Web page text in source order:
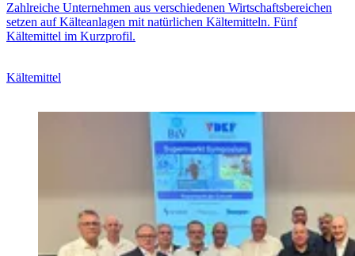
Zahlreiche Unternehmen aus verschiedenen Wirtschaftsbereichen
setzen auf Kälteanlagen mit natürlichen Kältemitteln. Fünf
Kältemittel im Kurzprofil.
Kältemittel